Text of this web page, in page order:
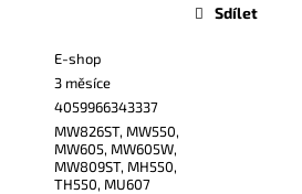
E-shop
3 měsíce
4059966343337
MW826ST, MW550,
MW605, MW605W,
MW809ST, MH550,
TH550, MU607
Sdílet